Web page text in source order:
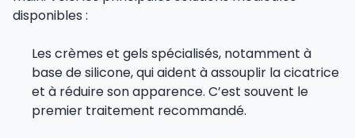
disponibles :
Les crèmes et gels spécialisés, notamment à
base de silicone, qui aident à assouplir la cicatrice
et à réduire son apparence. C’est souvent le
premier traitement recommandé.